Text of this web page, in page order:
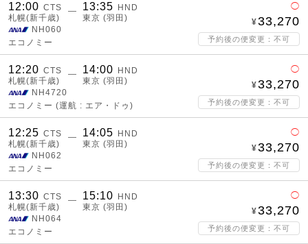
12:00 CTS
札幌(新千歳)
― 13:35
HND
東京 (羽田)
NH060
エコノミー
◯
33,270
予約後の便変更：不可
12:20 CTS
札幌(新千歳)
― 14:00
HND
東京 (羽田)
NH4720
エコノミー (運航 : エア・ドゥ)
◯
33,270
予約後の便変更：不可
12:25 CTS
札幌(新千歳)
― 14:05
HND
東京 (羽田)
NH062
エコノミー
◯
33,270
予約後の便変更：不可
13:30 CTS
札幌(新千歳)
― 15:10
HND
東京 (羽田)
NH064
エコノミー
◯
33,270
予約後の便変更：不可